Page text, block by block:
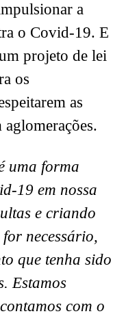
a
o Covid-19. E
projeto de lei
os
as
aglomerações.
uma forma
19 em nossa
e criando
necessário,
que tenha sido
Estamos
com o